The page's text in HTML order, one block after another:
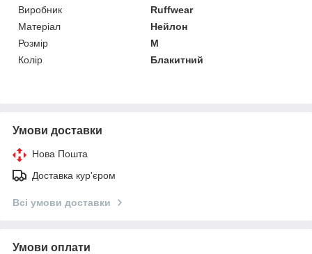
Виробник
Ruffwear
Матеріал
Нейлон
Розмір
M
Колір
Блакитний
Умови доставки
Нова Пошта
Доставка кур'єром
Всі умови доставки
Умови оплати